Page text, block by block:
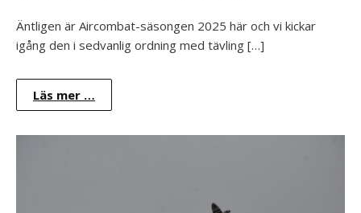
Äntligen är Aircombat-säsongen 2025 här och vi kickar
igång den i sedvanlig ordning med tävling […]
Läs mer …